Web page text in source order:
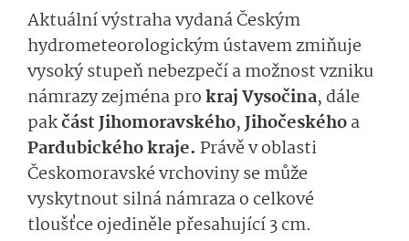
Aktuální výstraha vydaná Českým
hydrometeorolo­gickým ústavem zmiňuje
vysoký stupeň nebezpečí a možnost vzniku
námrazy zejména prokraj Vysočina, dále
pakčást Jihomoravského,Jihočeskéhoa
Pardubického kraje. Právě v oblasti
Českomoravské vrchoviny se může
vyskytnout silná námraza o celkové
tloušťce ojediněle přesahující 3 cm.